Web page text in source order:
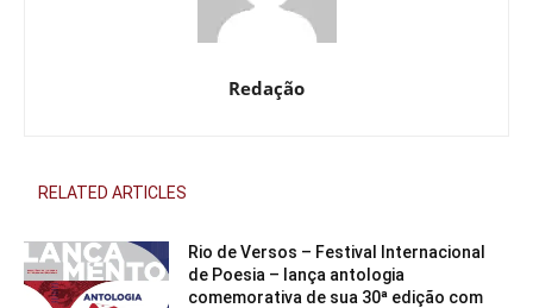
Redação
RELATED ARTICLES
Rio de Versos – Festival Internacional
de Poesia – lança antologia
comemorativa de sua 30ª edição com